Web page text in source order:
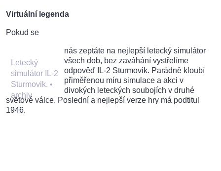
Virtuální legenda
Pokud se
Letecký
simulátor IL-2
Sturmovik. •
archiv
nás zeptáte na nejlepší letecký simulátor
všech dob, bez zaváhání vystřelíme
odpověď IL-2 Sturmovik. Parádně kloubí
přiměřenou míru simulace a akci v
divokých leteckých soubojích v druhé
světové válce. Poslední a nejlepší verze hry má podtitul
1946.